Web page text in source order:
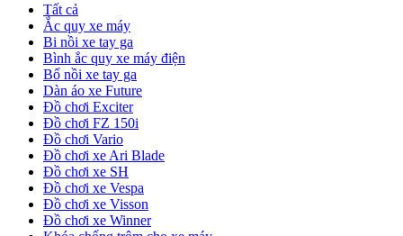
Tất cả
Ắc quy xe máy
Bi nồi xe tay ga
Bình ắc quy xe máy điện
Bố nồi xe tay ga
Dàn áo xe Future
Đồ chơi Exciter
Đồ chơi FZ 150i
Đồ chơi Vario
Đồ chơi xe Ari Blade
Đồ chơi xe SH
Đồ chơi xe Vespa
Đồ chơi xe Visson
Đồ chơi xe Winner